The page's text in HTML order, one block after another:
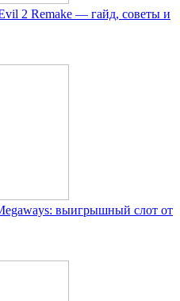
2 Remake — гайд, советы и
выигрышный слот от